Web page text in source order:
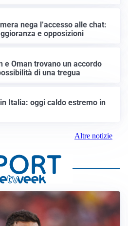
nega l’accesso alle chat:
e opposizioni
e Oman trovano un accordo
di una tregua
Italia: oggi caldo estremo in
Altre notizie